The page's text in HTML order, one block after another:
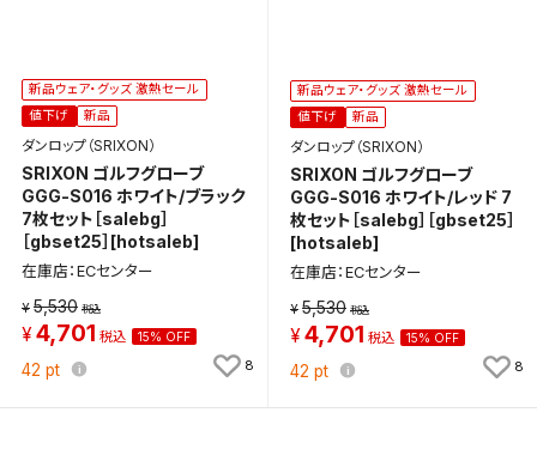
新品ウェア・グッズ 激熱セール
値下げ
新品
ダンロップ（SRIXON）
SRIXON ゴルフグローブ
GGG-S016 ホワイト/ブラック
7枚セット［salebg］
［gbset25］[hotsaleb]
在庫店：ECセンター
5,530
4,701 15% OFF
42 pt 8
新品ウェア・グッズ 激熱セール
値下げ
新品
ダンロップ（SRIXON）
SRIXON ゴルフグローブ
GGG-S016 ホワイト/レッド 7
枚セット［salebg］［gbset25］
[hotsaleb]
在庫店：ECセンター
5,530
4,701 15% OFF
42 pt 8